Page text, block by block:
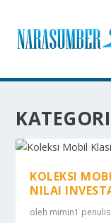
KOLEKSI
NILAI
oleh mimin1 penulis